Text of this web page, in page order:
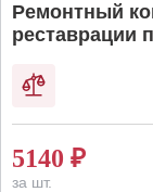
Ремонтный
реставрации
5140 ₽
за шт.